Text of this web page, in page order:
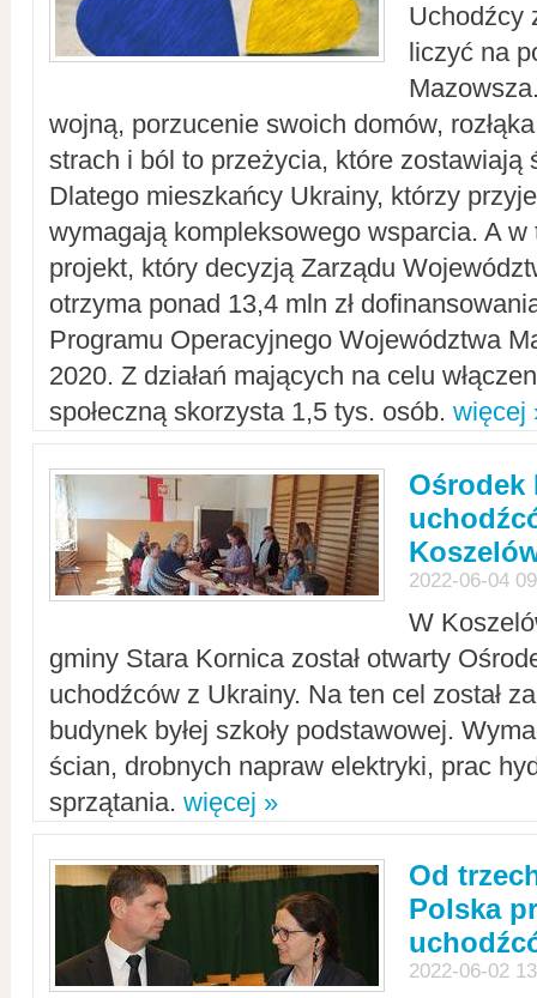
Uchodźcy
liczyć na
wojną, porzucenie swoich domów,
strach i ból to przeżycia, które zostawiają
Dlatego mieszkańcy Ukrainy, którzy
wymagają kompleksowego wsparcia. A w
projekt, który decyzją Zarządu
otrzyma ponad 13,4 mln zł
Programu Operacyjnego Województwa
2020. Z działań mających na celu
społeczną skorzysta 1,5 tys. osób. więcej
Ośrodek
2022-06-04
W
gminy Stara Kornica został otwarty
uchodźców z Ukrainy. Na ten cel został
budynek byłej szkoły podstawowej.
ścian, drobnych napraw elektryki, prac
sprzątania. więcej »
Od
Polska
2022-06-02